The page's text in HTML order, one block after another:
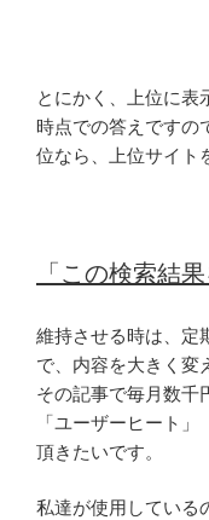
とにかく、上位に表
時点での答えですの
位なら、上位サイト
「この検索結
維持させる時は、定
で、内容を大きく変
その記事で毎月数千
「ユーザーヒート
頂きたいです。
私達が使用している